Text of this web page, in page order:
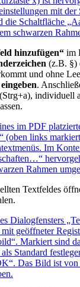
hinzufügen“ im
(z.B. §)
und ohne
.
individuell
Textfeldes